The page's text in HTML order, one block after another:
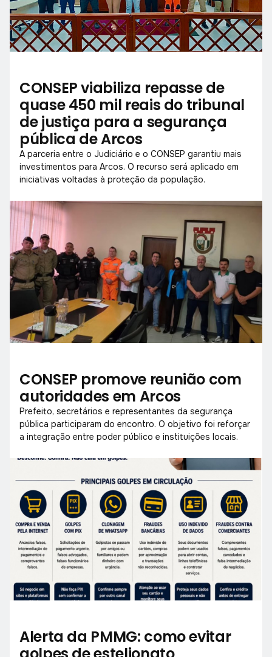
CONSEP viabiliza repasse de
quase 450 mil reais do tribunal
de justiça para a segurança
pública de Arcos
A parceria entre o Judiciário e o CONSEP garantiu mais
investimentos para Arcos. O recurso será aplicado em
iniciativas voltadas à proteção da população.
CONSEP promove reunião com
autoridades em Arcos
Prefeito, secretários e representantes da segurança
pública participaram do encontro. O objetivo foi reforçar
a integração entre poder público e instituições locais.
Alerta da PMMG: como evitar